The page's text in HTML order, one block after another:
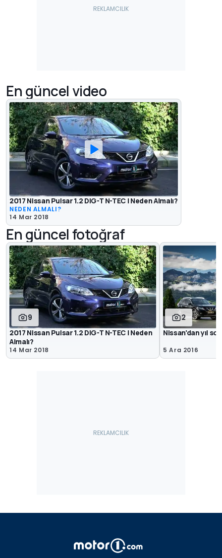
En güncel video
2017 Nissan Pulsar 1.2 DIG-T N-TEC | Neden Almalı?
NEDEN ALMALI?
14 Mar 2018
En güncel fotoğraf
9
2017 Nissan Pulsar 1.2 DIG-T N-TEC | Neden
Almalı?
14 Mar 2018
2
Nissan'dan yıl
5 Ara 2016